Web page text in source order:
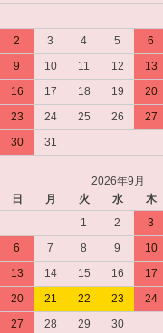
2
3 4 5 6
9
10 11 12 13
16
17 18 19 20
23
24 25 26 27
30
31
2026年9月
日
月 火 水 木
1
2 3
6
7 8 9 10
13
14 15 16 17
20
21 22 23 24
27
28 29 30